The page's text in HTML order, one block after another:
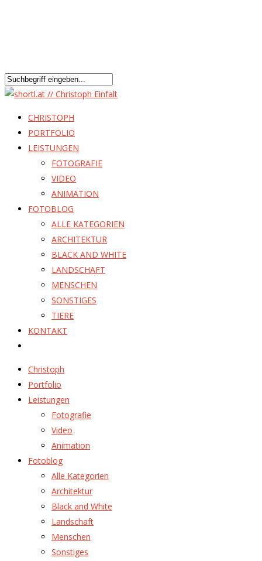
CHRISTOPH
PORTFOLIO
LEISTUNGEN
FOTOGRAFIE
VIDEO
ANIMATION
FOTOBLOG
ALLE KATEGORIEN
ARCHITEKTUR
BLACK AND WHITE
LANDSCHAFT
MENSCHEN
SONSTIGES
TIERE
KONTAKT
Christoph
Portfolio
Leistungen
Fotografie
Video
Animation
Fotoblog
Alle Kategorien
Architektur
Black and White
Landschaft
Menschen
Sonstiges